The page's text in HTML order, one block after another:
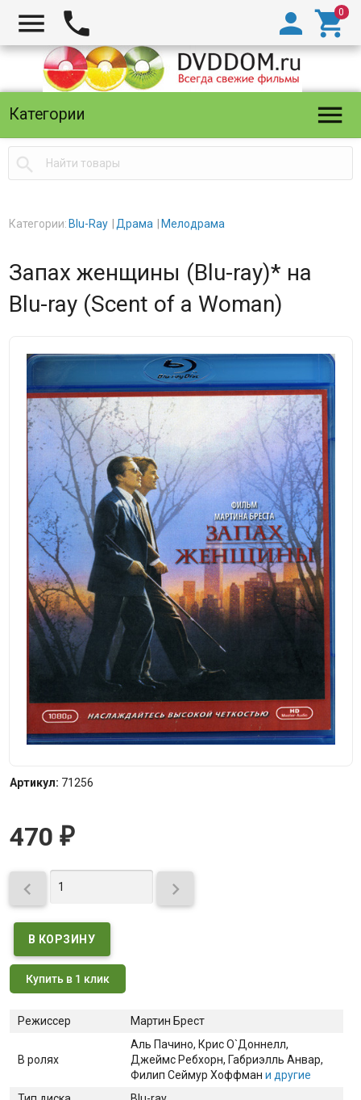
  

Категории 

Категории: Blu-Ray Драма Мелодрама
Запах женщины (Blu-ray)* на
Blu-ray (Scent of a Woman)
Артикул: 71256
470 ₽
 
Купить в 1 клик
Режиссер Мартин Брест
В ролях
Аль Пачино, Крис О`Доннелл,
Джеймс Ребхорн, Габриэлль Анвар,
Филип Сеймур Хоффман и другие